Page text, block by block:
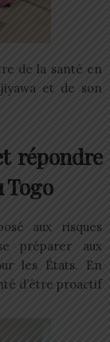
de la santé en
et de son
répondre
Togo
aux risques
préparer aux
les États. En
d’être proactif